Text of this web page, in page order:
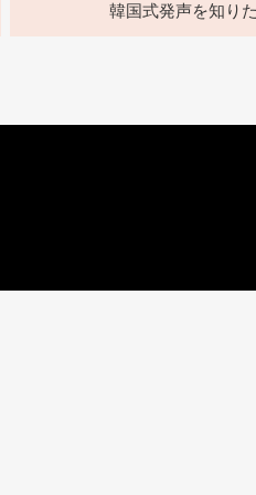
韓国式発声を知り